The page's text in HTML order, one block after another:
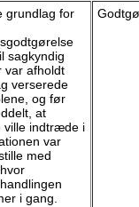
grundlag for
sagkyndig
var afholdt
verserede
og før
at
ville indtræde i
var
med
i gang.